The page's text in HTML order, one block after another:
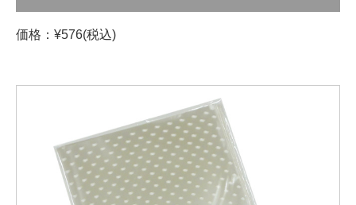
価格：¥576(税込)